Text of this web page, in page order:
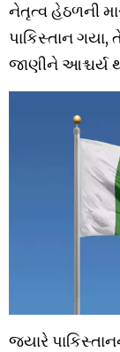
નેતૃત્વ હેઠળની
પાકિસ્તાન
જાણીને
જ્યારે